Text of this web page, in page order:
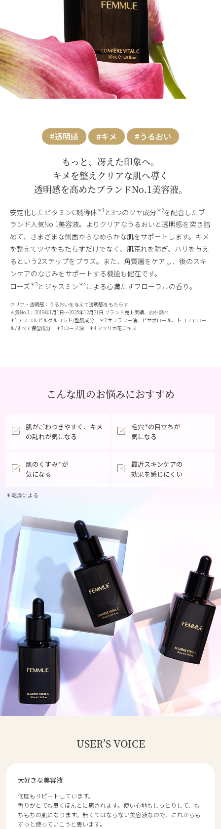
#透明感 #キメ #うるおい
もっと、冴えた印象へ。
キメを整えクリアな肌へ導く
透明感を高めたブランドNo.1美容液。
安定化したビタミンC誘導体＊1 と3つのツヤ成分＊2を配合したブ
ランド人気No.1美容液。よりクリアなうるおいと透明感を突き詰
めて、さまざまな側面からなめらかな肌をサポートします。キメ
を整えてツヤをもたらすだけでなく、肌荒れを防ぎ、ハリを与え
るという2ステップをプラス。また、角質層をケアし、後のスキ
ンケアのなじみをサポートする機能も健在です。
ローズ ＊3 とジャスミン ＊4による心満たすフローラルの香り。
クリア・透明感：うるおいを与えて透明感をもたらす
人気No.1：2019年1月1日〜2025年12月31日 ブランド売上実績、自社調べ
＊1 アスコルビルグルコシド/整肌成分 ＊2 サフラワー油、ビサボロール、トコフェロー
ル/すべて保湿成分 ＊3 ローズ油 ＊4 マツリカ花エキス
こんな肌のお悩みにおすすめ
肌がごわつきやすく、 キメ
の乱れが気になる
毛穴＊の目立ちが
気になる
肌のくすみ＊が
気になる
最近スキンケアの
効果を感じにくい
＊乾燥による
USER’S VOICE
大好きな美容液
何度もリピートしています。
香りがとても良くほんとに癒されます。使い心地もしっとりして、も
ちもちの肌になります。無くてはならない美容液なので、これからも
ずっと使っていこうと思います。